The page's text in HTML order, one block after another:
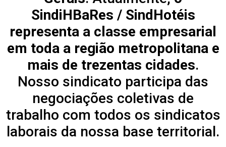
SindiHBaRes / SindHotéis
representa a classe empresarial
em toda a região metropolitana e
mais de trezentas cidades.
Nosso sindicato participa das
negociações coletivas de
trabalho com todos os sindicatos
laborais da nossa base territorial.